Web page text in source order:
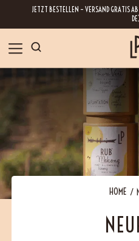
JETZT BESTELLEN – VERSAND GRATIS
SHOP
GESCHENKE
BLOG
REZEPTE
HOME
Wenn Sie Ihre E-Mail-Adresse
Newslettern, die reich an Tipps,
neuesten Entwicklungen sind.
jederzeit